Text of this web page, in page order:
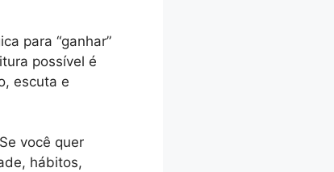
para “ganhar”
possível é
escuta e
você quer
hábitos,